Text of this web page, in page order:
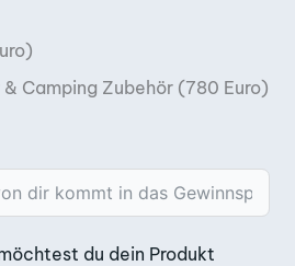
Camping Zubehör (780 Euro)
du dein Produkt